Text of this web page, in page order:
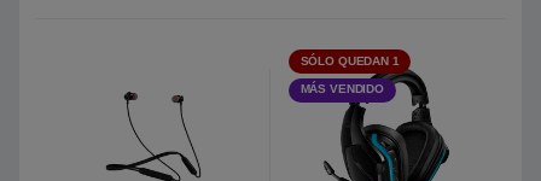
SÓLO QUEDAN 1
MÁS VENDIDO